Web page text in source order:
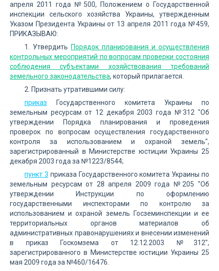
апреля 2011 года №500, Положением о Государственной
инспекции сельского хозяйства Украины, утвержденным
Указом Президента Украины от 13 апреля 2011 года №459,
ПРИКАЗЫВАЮ:
1. Утвердить Порядок планирования и осуществления
контрольных мероприятий по вопросам проверки состояния
соблюдения субъектами хозяйствования требований
земельного законодательства, который прилагается.
2. Признать утратившими силу:
приказ Государственного комитета Украины по
земельным ресурсам от 12 декабря 2003 года №312 "Об
утверждении Порядка планирования и проведения
проверок по вопросам осуществления государственного
контроля за использованием и охраной земель",
зарегистрированный в Министерстве юстиции Украины 25
декабря 2003 года за №1223/8544;
пункт 3 приказа Государственного комитета Украины по
земельным ресурсам от 28 апреля 2009 года №205 "Об
утверждении Инструкции по оформлению
государственными инспекторами по контролю за
использованием и охраной земель Госземинспекции и ее
территориальных органов материалов об
административных правонарушениях и внесении изменений
в приказ Госкомзема от 12.12.2003 №312",
зарегистрированного в Министерстве юстиции Украины 25
мая 2009 года за №460/16476.